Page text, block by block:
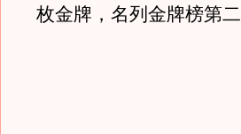
枚金牌，名列金牌榜第二